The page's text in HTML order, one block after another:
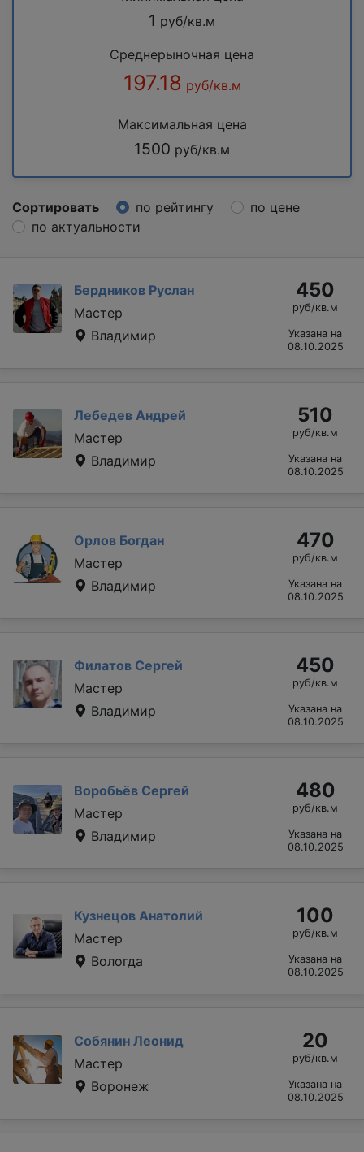
1 руб/кв.м
Среднерыночная цена
197.18 руб/кв.м
Максимальная цена
1500 руб/кв.м
Сортировать по рейтингу
по цене
по актуальности
Бердников Руслан
Мастер
Владимир
450
руб/кв.м
Указана на
08.10.2025
Лебедев Андрей
Мастер
Владимир
510
руб/кв.м
Указана на
08.10.2025
Орлов Богдан
Мастер
Владимир
470
руб/кв.м
Указана на
08.10.2025
Филатов Сергей
Мастер
Владимир
450
руб/кв.м
Указана на
08.10.2025
Воробьёв Сергей
Мастер
Владимир
480
руб/кв.м
Указана на
08.10.2025
Кузнецов Анатолий
Мастер
Вологда
100
руб/кв.м
Указана на
08.10.2025
Собянин Леонид
Мастер
Воронеж
20
руб/кв.м
Указана на
08.10.2025